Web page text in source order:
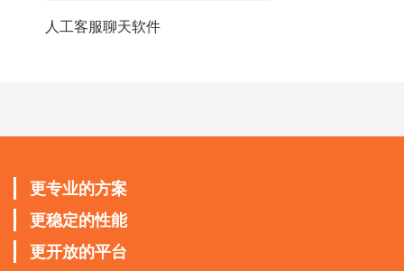
人工客服聊天软件
更专业的方案
更稳定的性能
更开放的平台